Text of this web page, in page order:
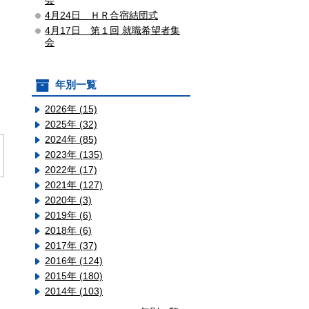
4月24日 ＨＲ合宿結団式
4月17日 第１回 就職希望者集
会
年別一覧
2026年 (15)
2025年 (32)
2024年 (85)
2023年 (135)
2022年 (17)
2021年 (127)
2020年 (3)
2019年 (6)
2018年 (6)
2017年 (37)
2016年 (124)
2015年 (180)
2014年 (103)